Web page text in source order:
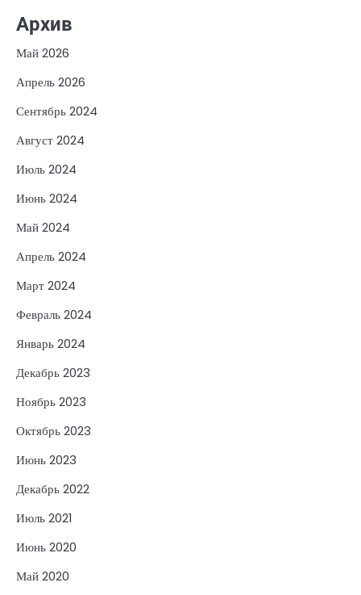
Архив
Май 2026
Апрель 2026
Сентябрь 2024
Август 2024
Июль 2024
Июнь 2024
Май 2024
Апрель 2024
Март 2024
Февраль 2024
Январь 2024
Декабрь 2023
Ноябрь 2023
Октябрь 2023
Июнь 2023
Декабрь 2022
Июль 2021
Июнь 2020
Май 2020